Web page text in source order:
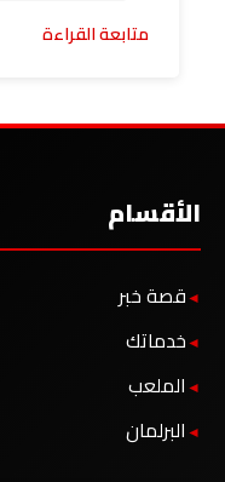
متابعة القراءة
الأقسام
قصة خبر
خدماتك
الملعب
البرلمان